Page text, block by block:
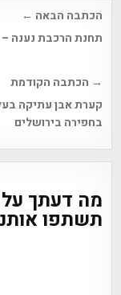
Post
הכתבה הבאה ←
תחנת הרכבת נענה –
→ הכתבה הקודמת
קערת אבן עתיקה
בחפירה בירושלים
מה דעתך
תשתפו